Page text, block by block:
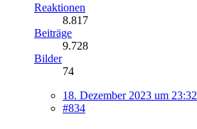
Reaktionen
8.817
Beiträge
9.728
Bilder
74
18. Dezember 2023 um 23:32
#834